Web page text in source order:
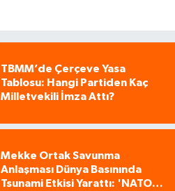
TBMM’de Çerçeve Yasa
Tablosu: Hangi Partiden Kaç
Milletvekili İmza Attı?
Mekke Ortak Savunma
Anlaşması Dünya Basınında
Tsunami Etkisi Yarattı: 'NATO